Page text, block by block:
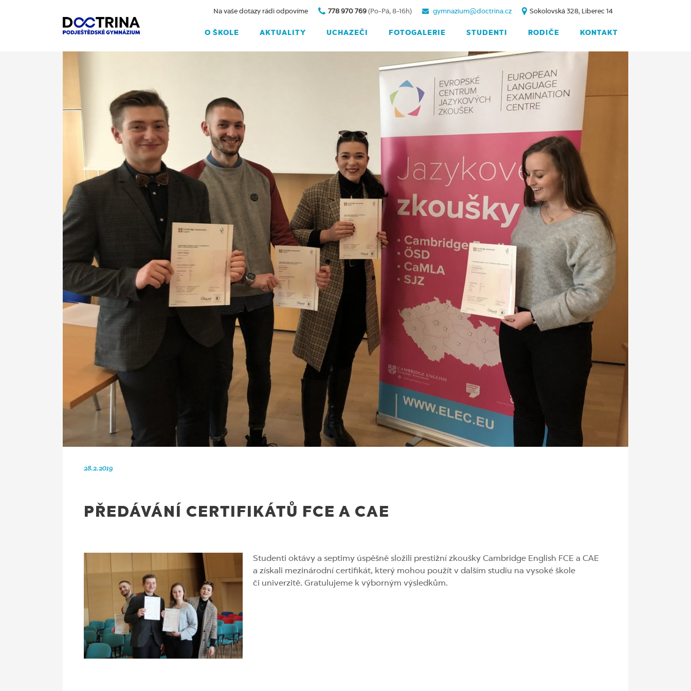
O ŠKOLE AKTUALITY UCHAZEČI FOTOGALERIE STUDENTI RODIČE KONTAKT
Na vaše dotazy rádi odpovíme 778 970 769 (Po-Pá, 8-16h) gymnazium@doctrina.cz Sokolovská 328, Liberec 14
28.2.2019
PŘEDÁVÁNÍ CERTIFIKÁTŮ FCE A CAE
Studenti oktávy a septimy úspěšně složili prestižní zkoušky Cambridge English FCE a CAE
a získali mezinárodní certifikát, který mohou použít v dalším studiu na vysoké škole
či univerzitě. Gratulujeme k výborným výsledkům.